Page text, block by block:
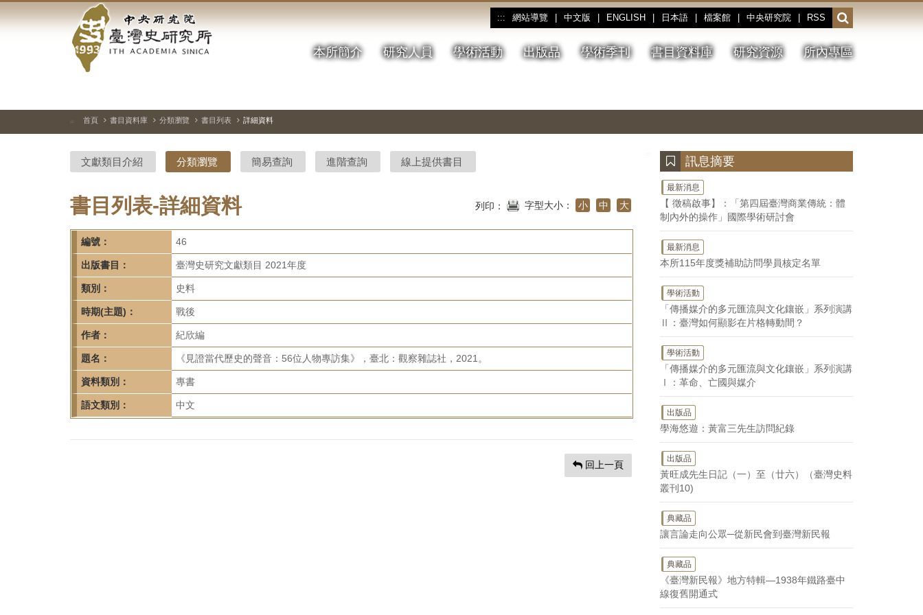
到
中
央
研
院-
臺
灣
史
研
究
所-
首
頁
::: 網站導覽 中文版 ENGLISH 日本語 檔案館 中央研究院 RSS
開
啟
或
收
本所簡介 研究人員 學術活動 出版品 學術季刊 書目資料庫 研究資源 所內專區
停、
圖
圖
結
::: 首頁 書目資料庫 分類瀏覽 書目列表 詳細資料
文獻類目介紹 分類瀏覽 簡易查詢 進階查詢 線上提供書目
書目列表-詳細資料 列印： 字型大小： 小 中 大
編號： 46
出版書目： 臺灣史研究文獻類目 2021年度
類別： 史料
時期(主題)： 戰後
作者： 紀欣編
題名： 《見證當代歷史的聲音：56位人物專訪集》，臺北：觀察雜誌社，2021。
資料類別： 專書
語文類別： 中文
回上一頁
訊息摘要
最新消息
【 徵稿啟事】：「第四屆臺灣商業傳統：體
制內外的操作」國際學術研討會
最新消息
本所115年度獎補助訪問學員核定名單
學術活動
「傳播媒介的多元匯流與文化鑲嵌」系列演講
Ⅱ：臺灣如何顯影在片格轉動間？
學術活動
「傳播媒介的多元匯流與文化鑲嵌」系列演講
Ⅰ：革命、亡國與媒介
出版品
學海悠遊：黃富三先生訪問紀錄
出版品
黃旺成先生日記（一）至（廿六）（臺灣史料
叢刊10)
典藏品
讓言論走向公眾─從新民會到臺灣新民報
典藏品
《臺灣新民報》地方特輯—1938年鐵路臺中
線復舊開通式